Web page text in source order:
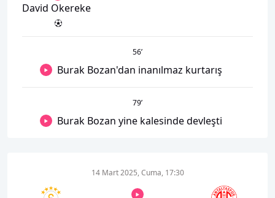
David Okereke
56’
Burak Bozan'dan inanılmaz kurtarış
79’
Burak Bozan yine kalesinde devleşti
14 Mart 2025, Cuma, 17:30